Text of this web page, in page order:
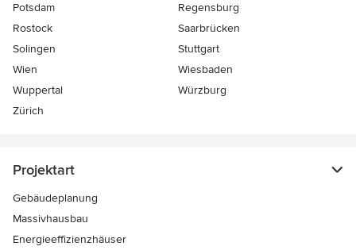
Potsdam
Regensburg
Rostock
Saarbrücken
Solingen
Stuttgart
Wien
Wiesbaden
Wuppertal
Würzburg
Zürich
Projektart
Gebäudeplanung
Massivhausbau
Energieeffizienzhäuser